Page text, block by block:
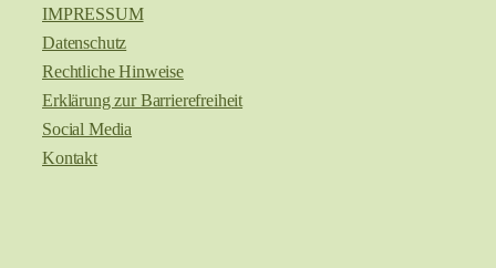
IMPRESSUM
Datenschutz
Rechtliche Hinweise
Erklärung zur Barrierefreiheit
Social Media
Kontakt